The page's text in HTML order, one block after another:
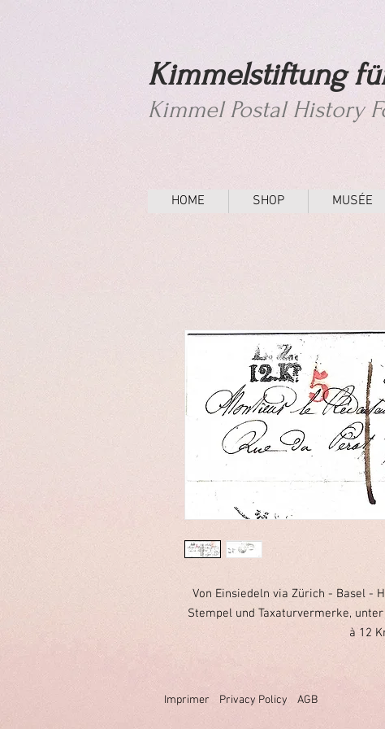
Kimmelstiftung
Kimmel Postal History
HOME SHOP MUSÉE
Von Einsiedeln via Zürich - Basel -
Stempel und Taxaturvermerke,
à 12
Imprimer Privacy Policy AGB